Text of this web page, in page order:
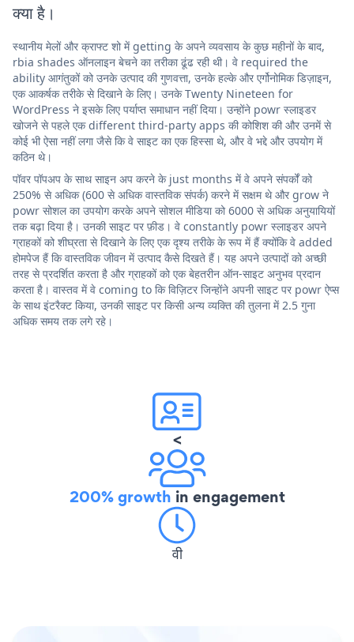
क्या है।
स्थानीय मेलों और क्राफ्ट शो में getting के अपने व्यवसाय के कुछ महीनों के बाद,
rbia shades ऑनलाइन बेचने का तरीका ढूंढ रही थी। वे required the
ability आगंतुकों को उनके उत्पाद की गुणवत्ता, उनके हल्के और एर्गोनोमिक डिज़ाइन,
एक आकर्षक तरीके से दिखाने के लिए। उनके Twenty Nineteen for
WordPress ने इसके लिए पर्याप्त समाधान नहीं दिया। उन्होंने powr स्लाइडर
खोजने से पहले एक different third-party apps की कोशिश की और उनमें से
कोई भी ऐसा नहीं लगा जैसे कि वे साइट का एक हिस्सा थे, और वे भद्दे और उपयोग में
कठिन थे।
पॉवर पॉपअप के साथ साइन अप करने के just months में वे अपने संपर्कों को
250% से अधिक (600 से अधिक वास्तविक संपर्क) करने में सक्षम थे और grow ने
powr सोशल का उपयोग करके अपने सोशल मीडिया को 6000 से अधिक अनुयायियों
तक बढ़ा दिया है। उनकी साइट पर फ़ीड। वे constantly powr स्लाइडर अपने
ग्राहकों को शीघ्रता से दिखाने के लिए एक दृश्य तरीके के रूप में हैं क्योंकि वे added
होमपेज हैं कि वास्तविक जीवन में उत्पाद कैसे दिखते हैं। यह अपने उत्पादों को अच्छी
तरह से प्रदर्शित करता है और ग्राहकों को एक बेहतरीन ऑन-साइट अनुभव प्रदान
करता है। वास्तव में वे coming to कि विज़िटर जिन्होंने अपनी साइट पर powr ऐप्स
के साथ इंटरैक्ट किया, उनकी साइट पर किसी अन्य व्यक्ति की तुलना में 2.5 गुना
अधिक समय तक लगे रहे।
<
200% growth in engagement
वी